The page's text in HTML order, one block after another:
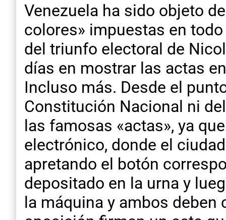
Venezuela ha sido objeto
colores» impuestas en
del triunfo electoral de
días en mostrar las actas
Incluso más. Desde el
Constitución Nacional ni
las famosas «actas», ya
electrónico, donde el
apretando el botón
depositado en la urna y
la máquina y ambos